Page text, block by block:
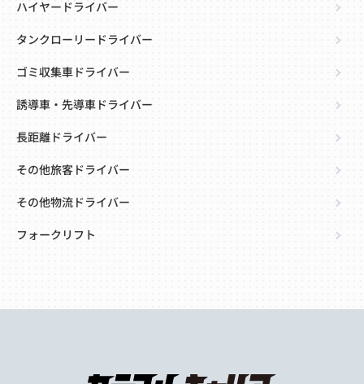
ハイヤードライバー
タンクローリードライバー
ゴミ収集車ドライバー
誘導車・先導車ドライバー
長距離ドライバー
その他旅客ドライバー
その他物流ドライバー
フォークリフト